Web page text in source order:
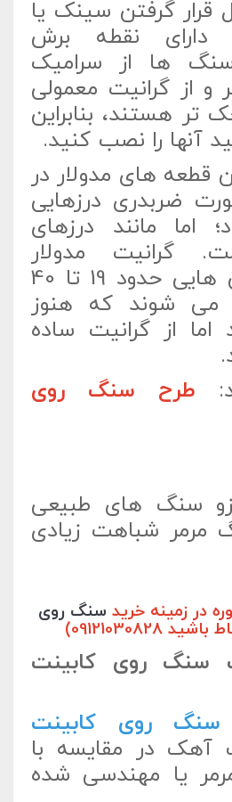
گرفتن سینک یا
دارای نقطه برش
ها از سرامیک
و از گرانیت معمولی
تر هستند، بنابراین
آنها را نصب کنید.
قطعه های مدولار در
ضربدری درزهایی
اما مانند درزهای
گرانیت مدولار
مصنوعی با وزن هایی حدود 19 تا 40
می شوند که هنوز
از گرانیت ساده
طرح سنگ روی
سنگ های طبیعی
شباهت زیادی
در زمینه خرید سنگ روی
09121030828)
سنگ روی کابینت
سنگ روی کابینت
آهک در مقایسه با
یا مهندسی شده